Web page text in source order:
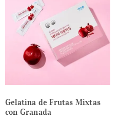
Gelatina de Frutas Mixtas
con Granada